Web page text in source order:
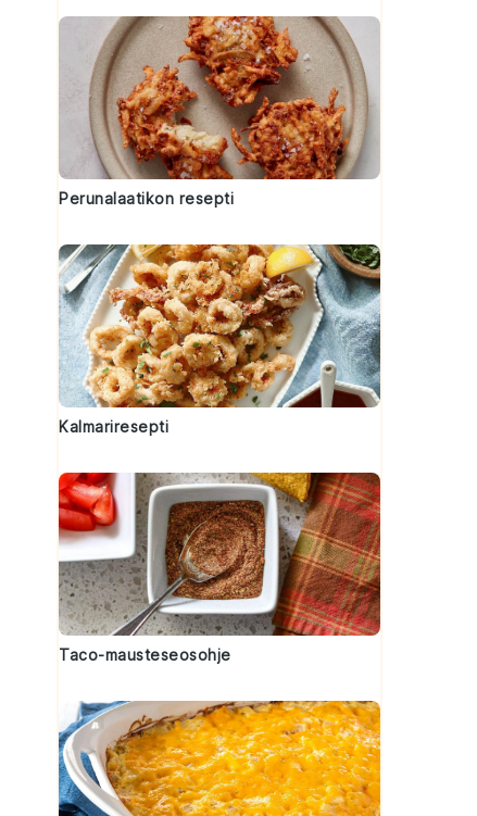
Perunalaatikon resepti
Kalmariresepti
Taco-mausteseosohje